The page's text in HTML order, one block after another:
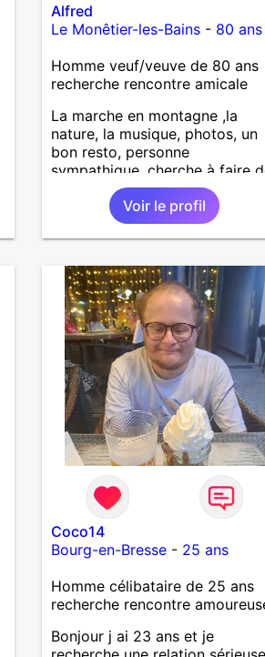
Alfred
Le Monêtier-les-Bains - 80 ans
Homme veuf/veuve de 80 ans
recherche rencontre amicale
La marche en montagne ,la
nature, la musique, photos, un
bon resto, personne
sympathique, cherche à faire
nouvelles connaissances .
Voir le profil
Coco14
Bourg-en-Bresse - 25 ans
Homme célibataire de 25 ans
recherche rencontre
Bonjour j ai 23 ans et je